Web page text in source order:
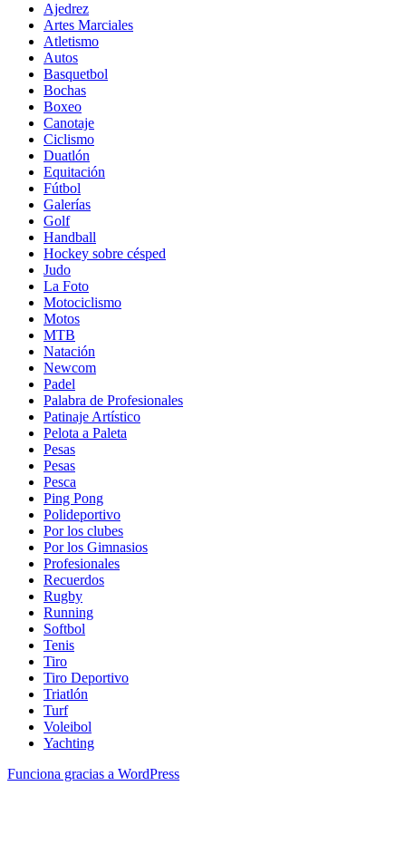
Ajedrez
Artes Marciales
Atletismo
Autos
Basquetbol
Bochas
Boxeo
Canotaje
Ciclismo
Duatlón
Equitación
Fútbol
Galerías
Golf
Handball
Hockey sobre césped
Judo
La Foto
Motociclismo
Motos
MTB
Natación
Newcom
Padel
Palabra de Profesionales
Patinaje Artístico
Pelota a Paleta
Pesas
Pesas
Pesca
Ping Pong
Polideportivo
Por los clubes
Por los Gimnasios
Profesionales
Recuerdos
Rugby
Running
Softbol
Tenis
Tiro
Tiro Deportivo
Triatlón
Turf
Voleibol
Yachting
Funciona gracias a WordPress